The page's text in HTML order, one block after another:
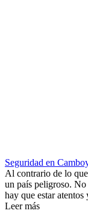
Seguridad en
Al contrario de lo que
un país peligroso. No
hay que estar atentos
Leer más